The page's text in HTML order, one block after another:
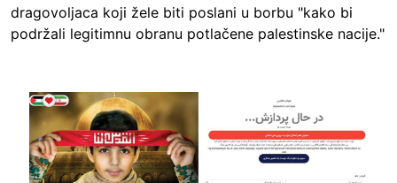
dragovoljaca koji žele biti poslani u borbu "kako bi
podržali legitimnu obranu potlačene palestinske nacije."
Image